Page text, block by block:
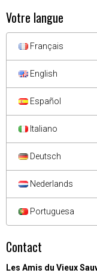
Votre langue
Français
English
Español
Italiano
Deutsch
Nederlands
Portuguesa
Contact
Les Amis du Vieux